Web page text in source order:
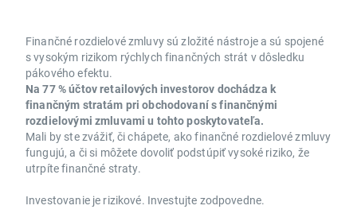
Finančné rozdielové zmluvy sú zložité nástroje a sú spojené
s vysokým rizikom rýchlych finančných strát v dôsledku
pákového efektu.
Na 77 % účtov retailových investorov dochádza k
finančným stratám pri obchodovaní s finančnými
rozdielovými zmluvami u tohto poskytovateľa.
Mali by ste zvážiť, či chápete, ako finančné rozdielové zmluvy
fungujú, a či si môžete dovoliť podstúpiť vysoké riziko, že
utrpíte finančné straty.
Investovanie je rizikové. Investujte zodpovedne.